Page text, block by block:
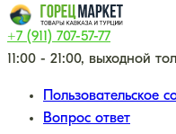
+7 (911) 707-57-77
11:00 - 21:00, выходной
Пользовательское
Вопрос ответ